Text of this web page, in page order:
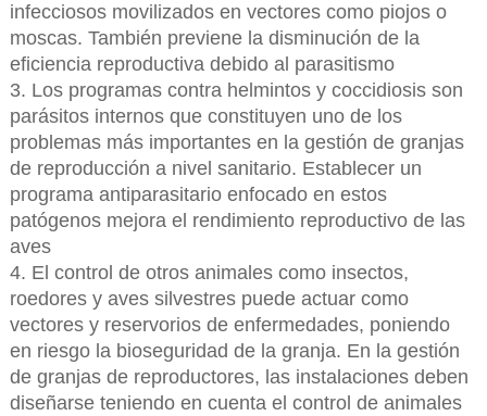
infecciosos movilizados en vectores como piojos o
moscas. También previene la disminución de la
eficiencia reproductiva debido al parasitismo
3. Los programas contra helmintos y coccidiosis son
parásitos internos que constituyen uno de los
problemas más importantes en la gestión de granjas
de reproducción a nivel sanitario. Establecer un
programa antiparasitario enfocado en estos
patógenos mejora el rendimiento reproductivo de las
aves
4. El control de otros animales como insectos,
roedores y aves silvestres puede actuar como
vectores y reservorios de enfermedades, poniendo
en riesgo la bioseguridad de la granja. En la gestión
de granjas de reproductores, las instalaciones deben
diseñarse teniendo en cuenta el control de animales